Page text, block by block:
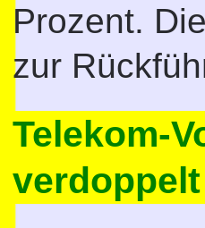
Prozent.
zur
Telekom-
verdoppelt